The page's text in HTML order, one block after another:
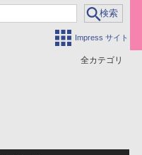
Impress サイト
全カテゴリ